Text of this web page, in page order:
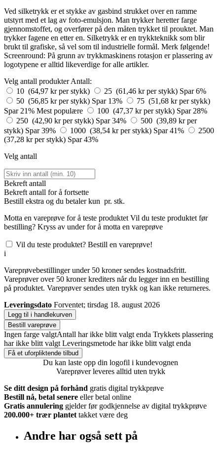
Ved silketrykk er et stykke av gasbind strukket over en ramme
utstyrt med et lag av foto-emulsjon. Man trykker heretter farge
gjennomstoffet, og overfører på den måten trykket til prouktet. Man
trykker fagene en etter en. Silketrykk er en trykkteknikk som blir
brukt til grafiske, så vel som til industrielle formål. Merk følgende!
Screenround: På grunn av trykkmaskinens rotasjon er plassering av
logotypene er alltid likeverdige for alle artikler.
Velg antall produkterAntall:
10 (64,97 kr per stykk)
25 (61,46 kr per stykk) Spar 6%
50 (56,85 kr per stykk) Spar 13%
75 (51,68 kr per stykk)
Spar 21% Mest populære 100 (47,37 kr per stykk) Spar 28%
250 (42,90 kr per stykk) Spar 34%
500 (39,89 kr per
stykk) Spar 39% 1000 (38,54 kr per stykk) Spar 41%
2500
(37,28 kr per stykk) Spar 43%
Velg antall
Bekreft antall
Bekreft antall for å fortsette
Bestill ekstra og du betaler kun pr. stk.
Motta en vareprøve for å teste produktetVil du teste produktet før
bestilling? Kryss av under for å motta en vareprøve
Vil du teste produktet? Bestill en vareprøve!
i
Vareprøvebestillinger under 50 kroner sendes kostnadsfritt.
Vareprøver over 50 kroner krediters når du legger inn en bestilling
på produktet. Vareprøver sendes uten trykk og kan ikke returneres.
Leveringsdato Forventet; tirsdag 18. august 2026
Legg til i handlekurven
Bestill vareprøve
Ingen farge valgtAntall har ikke blitt valgt enda Trykkets plassering
har ikke blitt valgt Leveringsmetode har ikke blitt valgt enda
Få et uforpliktende tilbud
Du kan laste opp din logofil i kundevognen
Vareprøver leveres alltid uten trykk
Se ditt design på forhånd gratis digital trykkprøve
Bestill nå, betal senere eller betal online
Gratis annulering gjelder før godkjennelse av digital trykkprøve
200.000+ trær plantet takket være deg
Andre har også sett på